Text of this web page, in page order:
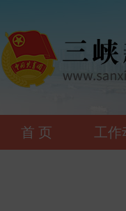
首 页 工作
[6
[6